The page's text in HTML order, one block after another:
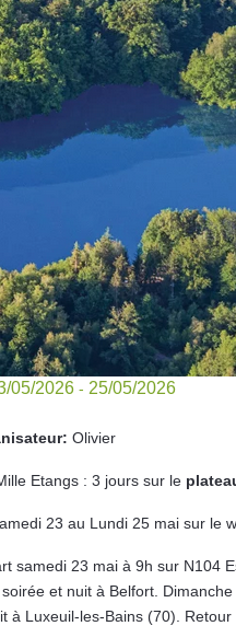
05/2026 - 25/05/2026
Olivier
Etangs : 3 jours sur le
23 au Lundi 25 mai sur le
samedi 23 mai à 9h sur N104
soirée et nuit à Belfort.
à Luxeuil-les-Bains (70).